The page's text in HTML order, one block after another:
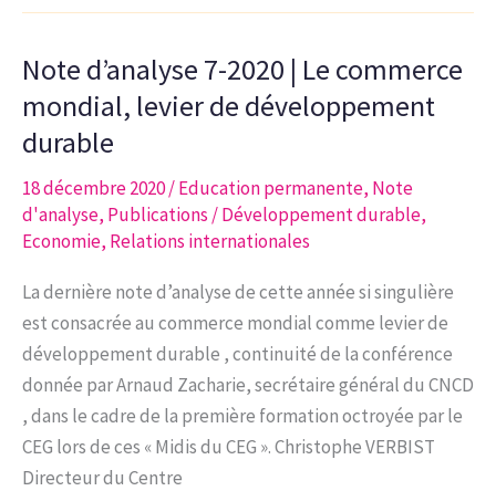
Bilan
sanitaire
de
la
première
vague
COVID
19
propositions
du
CEG
pour
une
relance
Note d’analyse 7-2020 | Le commerce
mondial, levier de développement
durable
18 décembre 2020/Education permanente, Note
d'analyse, Publications /Développement durable,
Economie, Relations internationales
La dernière note d’analyse de cette année si singulière
est consacrée au commerce mondial comme levier de
développement durable , continuité de la conférence
donnée par Arnaud Zacharie, secrétaire général du CNCD
, dans le cadre de la première formation octroyée par le
CEG lors de ces « Midis du CEG ». Christophe VERBIST
Directeur du Centre